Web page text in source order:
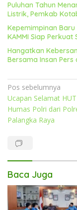
Puluhan Tahun
Listrik, Pemkab
Kepemimpinan
KAMMI Siap
Hangatkan
Bersama Insan
Navigasi
pos
Pos sebelumnya
Ucapan Selamat
Humas Polri dari
Palangka Raya
Baca Juga